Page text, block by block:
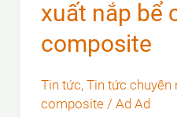
nước
thải
xuất nắp bể
composite
Tin tức, Tin tức chuyên
composite/ Ad Ad